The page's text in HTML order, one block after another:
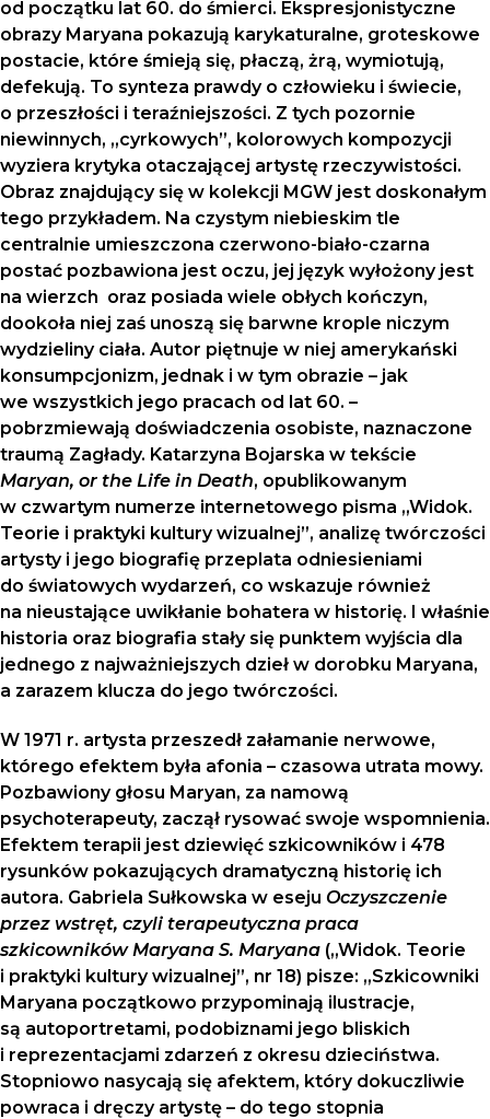
od początku lat 60. do śmierci. Ekspresjonistyczne
obrazy Maryana pokazują karykaturalne, groteskowe
postacie, które śmieją się, płaczą, żrą, wymiotują,
defekują. To synteza prawdy o człowieku i świecie,
o przeszłości i teraźniejszości. Z tych pozornie
niewinnych, „cyrkowych”, kolorowych kompozycji
wyziera krytyka otaczającej artystę rzeczywistości.
Obraz znajdujący się w kolekcji MGW jest doskonałym
tego przykładem. Na czystym niebieskim tle
centralnie umieszczona czerwono-biało-czarna
postać pozbawiona jest oczu, jej język wyłożony jest
na wierzch oraz posiada wiele obłych kończyn,
dookoła niej zaś unoszą się barwne krople niczym
wydzieliny ciała. Autor piętnuje w niej amerykański
konsumpcjonizm, jednak i w tym obrazie – jak
we wszystkich jego pracach od lat 60. –
pobrzmiewają doświadczenia osobiste, naznaczone
traumą Zagłady. Katarzyna Bojarska w tekście
Maryan, or the Life in Death, opublikowanym
w czwartym numerze internetowego pisma „Widok.
Teorie i praktyki kultury wizualnej”, analizę twórczości
artysty i jego biografię przeplata odniesieniami
do światowych wydarzeń, co wskazuje również
na nieustające uwikłanie bohatera w historię. I właśnie
historia oraz biografia stały się punktem wyjścia dla
jednego z najważniejszych dzieł w dorobku Maryana,
a zarazem klucza do jego twórczości.
W 1971 r. artysta przeszedł załamanie nerwowe,
którego efektem była afonia – czasowa utrata mowy.
Pozbawiony głosu Maryan, za namową
psychoterapeuty, zaczął rysować swoje wspomnienia.
Efektem terapii jest dziewięć szkicowników i 478
rysunków pokazujących dramatyczną historię ich
autora. Gabriela Sułkowska w eseju Oczyszczenie
przez wstręt, czyli terapeutyczna praca
szkicowników Maryana S. Maryana („Widok. Teorie
i praktyki kultury wizualnej”, nr 18) pisze: „Szkicowniki
Maryana początkowo przypominają ilustracje,
są autoportretami, podobiznami jego bliskich
i reprezentacjami zdarzeń z okresu dzieciństwa.
Stopniowo nasycają się afektem, który dokuczliwie
powraca i dręczy artystę – do tego stopnia